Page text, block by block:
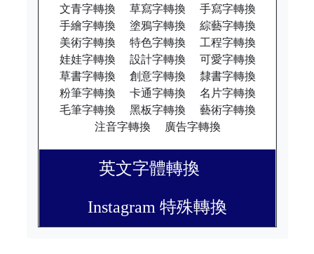
文青字轉換
草寫字轉換
手寫字轉換
手繪字轉換
塗鴉字轉換
綜藝字轉換
美術字轉換
特色字轉換
工程字轉換
娃娃字轉換
設計字轉換
可愛字轉換
草書字轉換
創意字轉換
隸書字轉換
粉筆字轉換
卡通字轉換
名片字轉換
毛筆字轉換
黑板字轉換
藝術字轉換
注音字轉換
廣告字轉換
英文字體轉換
Instagram 特殊轉換